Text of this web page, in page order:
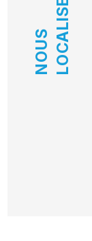
NOUS LOCALISER